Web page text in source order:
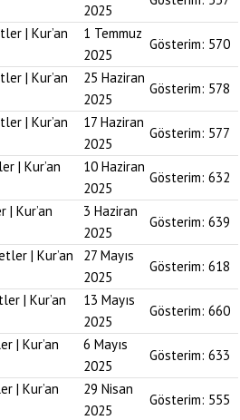
2025
| Kur’an
1 Temmuz
2025
Gösterim: 570
| Kur’an
25 Haziran
2025
Gösterim: 578
| Kur’an
17 Haziran
2025
Gösterim: 577
| Kur’an
10 Haziran
2025
Gösterim: 632
Kur’an
3 Haziran
2025
Gösterim: 639
| Kur’an
27 Mayıs
2025
Gösterim: 618
| Kur’an
13 Mayıs
2025
Gösterim: 660
| Kur’an
6 Mayıs
2025
Gösterim: 633
| Kur’an
29 Nisan
2025
Gösterim: 555